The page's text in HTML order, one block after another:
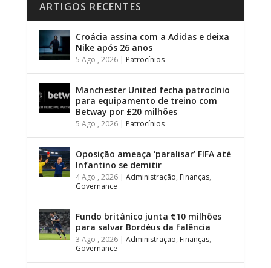
ARTIGOS RECENTES
Croácia assina com a Adidas e deixa
Nike após 26 anos
5 Ago , 2026| Patrocínios
Manchester United fecha patrocínio
para equipamento de treino com
Betway por £20 milhões
5 Ago , 2026| Patrocínios
Oposição ameaça ‘paralisar’ FIFA até
Infantino se demitir
4 Ago , 2026| Administração, Finanças,
Governance
Fundo britânico junta €10 milhões
para salvar Bordéus da falência
3 Ago , 2026| Administração, Finanças,
Governance